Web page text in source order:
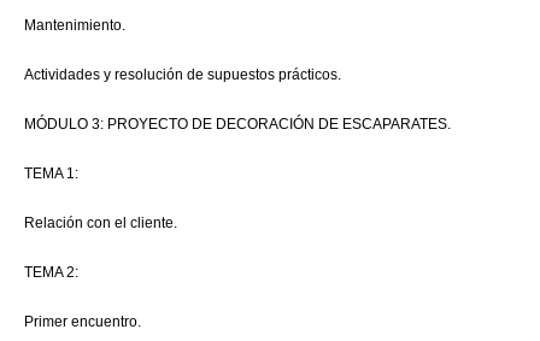
Mantenimiento.
Actividades y resolución de supuestos prácticos.
MÓDULO 3: PROYECTO DE DECORACIÓN DE ESCAPARATES.
TEMA 1:
Relación con el cliente.
TEMA 2:
Primer encuentro.